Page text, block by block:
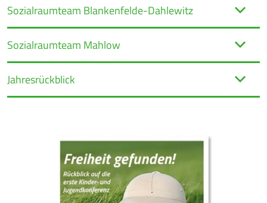
Sozialraumteam Blankenfelde-Dahlewitz
Sozialraumteam Mahlow
Jahresrückblick